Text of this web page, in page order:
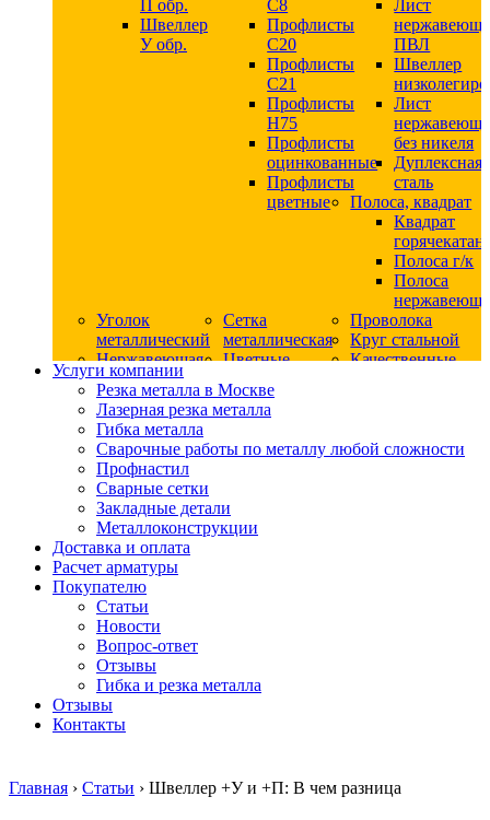
П обр.
Швеллер
У обр.
С8
Профлисты
С20
Профлисты
C21
Профлисты
Н75
Профлисты
оцинкованные
Профлисты
цветные
Лист
ПВЛ
Швеллер
Лист
без никеля
Дуплексная
сталь
Полоса, квадрат
Квадрат
Полоса г/к
Полоса
Уголок
металлический
Сетка
металлическая
Проволока
Круг стальной
Нержавеющая
сталь
Квадрат
нержавеющий
никельсодержащий
Круг
нержавеющий
безникелевый
жаропрочный
Круг
нержавеющий
никельсодержащий
Шестигранник
нержавеющий
никельсодержащий
Шестигранник
нержавеющий
безникелевый
Трубы
Цветные
Шестигранник
дюралевый
дюралевый
Общестроительный
Качественные
Услуги компании
Резка металла в Москве
Лазерная резка металла
Гибка металла
Сварочные работы по металлу любой сложности
Профнастил
Сварные сетки
Закладные детали
Металлоконструкции
Доставка и оплата
Расчет арматуры
Покупателю
Статьи
Новости
Вопрос-ответ
Отзывы
Гибка и резка металла
Отзывы
Контакты
Главная › Статьи › Швеллер +У и +П: В чем разница